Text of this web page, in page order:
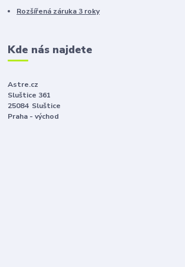
Rozšířená záruka 3 roky
Kde nás najdete
Astre.cz
Sluštice 361
25084 Sluštice
Praha - východ